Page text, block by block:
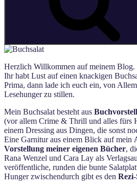
Herzlich Willkommen auf meinem Blog.
Ihr habt Lust auf einen knackigen
Prima, dann lade ich euch ein, von
Lesehunger zu stillen.
Mein Buchsalat besteht aus
(vor allem Crime & Thrill und alles fürs
einem Dressing aus Dingen, die sonst
Eine Garnitur aus einem Blick auf mein
Vorstellung meiner eigenen Bücher,
Rana Wenzel und Cara Lay als
veröffentliche, runden die bunte
Hunger zwischendurch gibt es den